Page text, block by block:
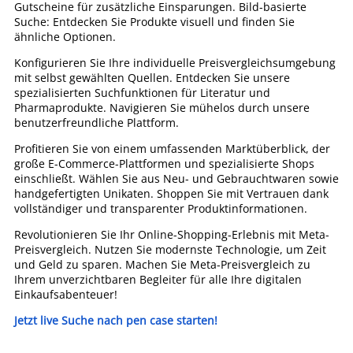
Gutscheine für zusätzliche Einsparungen. Bild-basierte
Suche: Entdecken Sie Produkte visuell und finden Sie
ähnliche Optionen.
Konfigurieren Sie Ihre individuelle Preisvergleichsumgebung
mit selbst gewählten Quellen. Entdecken Sie unsere
spezialisierten Suchfunktionen für Literatur und
Pharmaprodukte. Navigieren Sie mühelos durch unsere
benutzerfreundliche Plattform.
Profitieren Sie von einem umfassenden Marktüberblick, der
große E-Commerce-Plattformen und spezialisierte Shops
einschließt. Wählen Sie aus Neu- und Gebrauchtwaren sowie
handgefertigten Unikaten. Shoppen Sie mit Vertrauen dank
vollständiger und transparenter Produktinformationen.
Revolutionieren Sie Ihr Online-Shopping-Erlebnis mit Meta-
Preisvergleich. Nutzen Sie modernste Technologie, um Zeit
und Geld zu sparen. Machen Sie Meta-Preisvergleich zu
Ihrem unverzichtbaren Begleiter für alle Ihre digitalen
Einkaufsabenteuer!
Jetzt live Suche nach pen case starten!